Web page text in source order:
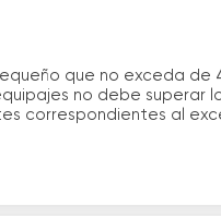
que no exceda
no debe superar
correspondientes al